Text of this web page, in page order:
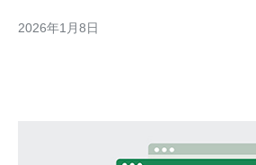
设施和高速的连接性能，成为了众多企业
2026年1月8日